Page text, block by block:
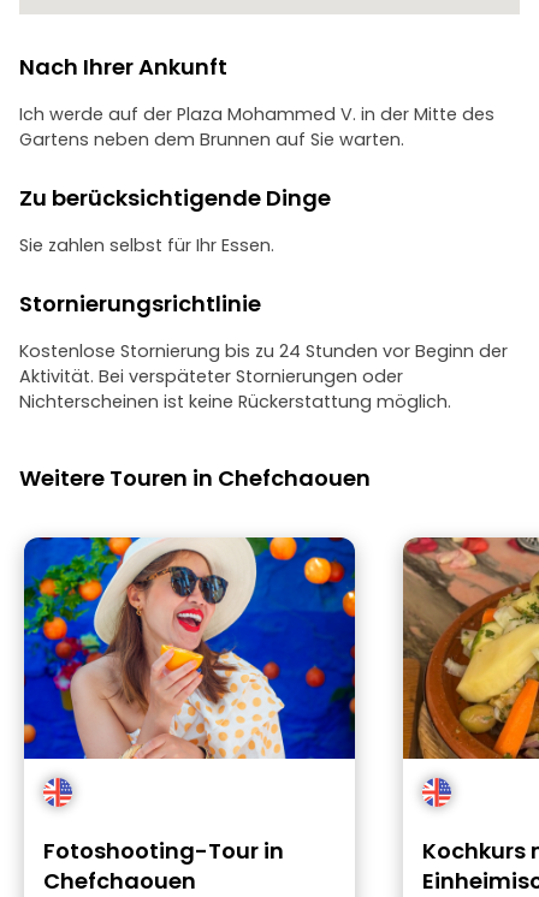
Nach Ihrer Ankunft
Ich werde auf der Plaza Mohammed V. in der Mitte des
Gartens neben dem Brunnen auf Sie warten.
Zu berücksichtigende Dinge
Sie zahlen selbst für Ihr Essen.
Stornierungsrichtlinie
Kostenlose Stornierung bis zu 24 Stunden vor Beginn der
Aktivität. Bei verspäteter Stornierungen oder
Nichterscheinen ist keine Rückerstattung möglich.
Weitere Touren in Chefchaouen
Fotoshooting-Tour in
Chefchaouen
Kochkurs